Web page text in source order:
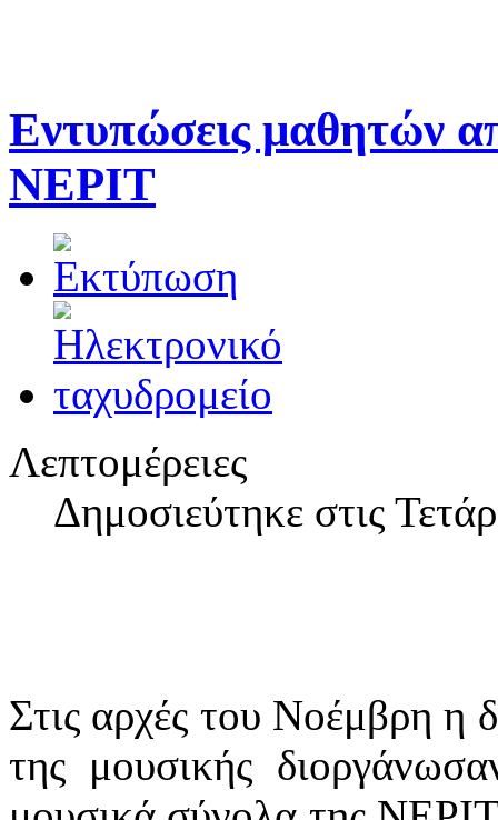
Εντυπώσεις μαθητών
ΝΕΡΙΤ
Λεπτομέρειες
Δημοσιεύτηκε στις
Στις αρχές του Νοέμβρη η
της μουσικής